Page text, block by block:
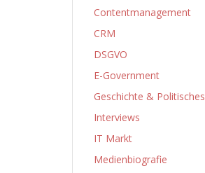
Contentmanagement
CRM
DSGVO
E-Government
Geschichte & Politisches
Interviews
IT Markt
Medienbiografie